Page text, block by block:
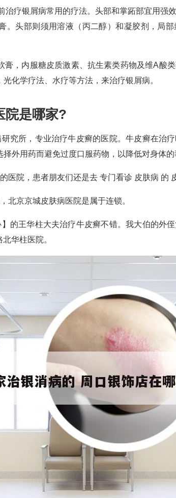
治疗银屑病常用的疗法。头部和掌跖部宜用强
。头部则须用溶液（丙二醇）和凝胶剂，局
膏，内服糖皮质激素、抗生素类药物及维A酸
化学疗法、水疗等方法，来治疗银屑病。
院是哪家?
究所，专业治疗牛皮癣的医院。牛皮癣在治
外用药而避免过度口服药物，以降低对身体的
医院，患者朋友们还是去 专门看诊 皮肤病 的
北京京城皮肤病医院是属于连锁。
的王华柱大夫治疗牛皮癣不错。我大伯的外侄
华柱医院。